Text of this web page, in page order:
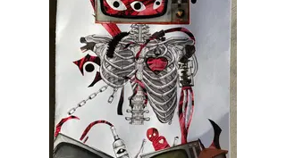
せんでした。3種類のおかずで緑色がないお父さん
のお弁当も馬鹿にはできません。
お母さんのお弁当とは全然違うけど実はお父さんの
お弁当は一つ一つ美味しくて、いつも作るからなの
か特にゆで卵の固さはプロです。筋肉弁当だけど自
慢のお弁当。
そんな個性があるお母さんとお父さんが作るお弁当
を全てマステで作りました。
この作品作っていて改めてお弁当を噛みしめて食べ
ると美味しさとありがたさを感じました。
いつもすごく美味しいお弁当をありがとう。"